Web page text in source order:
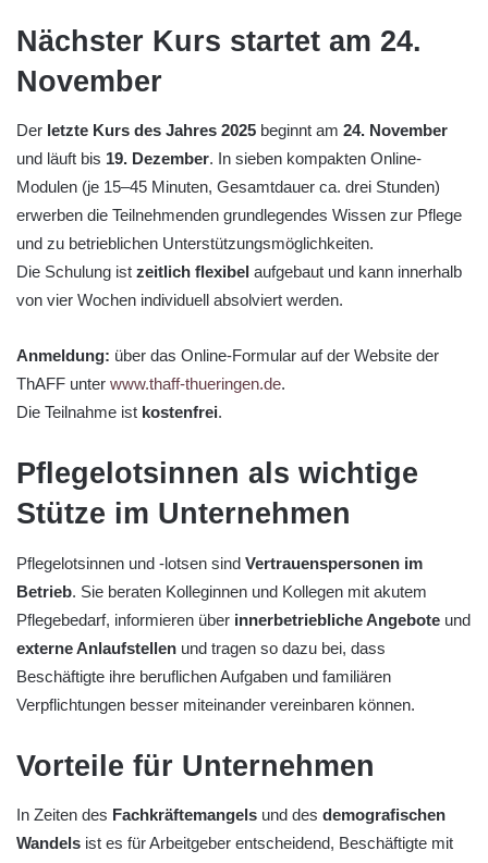
Nächster Kurs startet am 24.
November
Der letzte Kurs des Jahres 2025 beginnt am 24. November
und läuft bis 19. Dezember. In sieben kompakten Online-
Modulen (je 15–45 Minuten, Gesamtdauer ca. drei Stunden)
erwerben die Teilnehmenden grundlegendes Wissen zur Pflege
und zu betrieblichen Unterstützungsmöglichkeiten.
Die Schulung ist zeitlich flexibel aufgebaut und kann innerhalb
von vier Wochen individuell absolviert werden.
Anmeldung: über das Online-Formular auf der Website der
ThAFF unter www.thaff-thueringen.de.
Die Teilnahme ist kostenfrei.
Pflegelotsinnen als wichtige
Stütze im Unternehmen
Pflegelotsinnen und -lotsen sind Vertrauenspersonen im
Betrieb. Sie beraten Kolleginnen und Kollegen mit akutem
Pflegebedarf, informieren über innerbetriebliche Angebote und
externe Anlaufstellen und tragen so dazu bei, dass
Beschäftigte ihre beruflichen Aufgaben und familiären
Verpflichtungen besser miteinander vereinbaren können.
Vorteile für Unternehmen
In Zeiten des Fachkräftemangels und des demografischen
Wandels ist es für Arbeitgeber entscheidend, Beschäftigte mit